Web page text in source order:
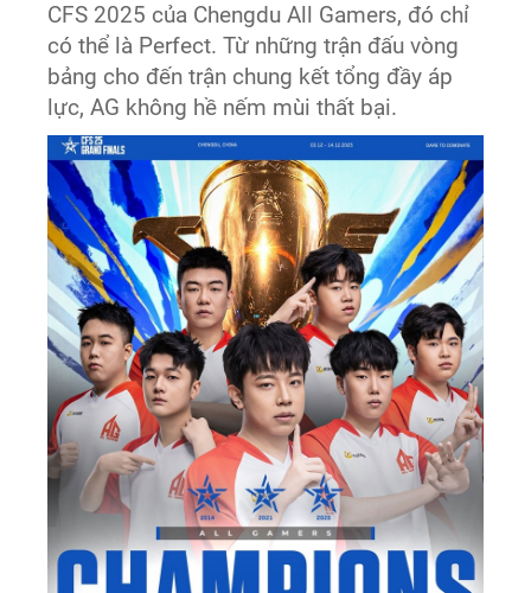
CFS 2025 của Chengdu All Gamers, đó chỉ
có thể là Perfect. Từ những trận đấu vòng
bảng cho đến trận chung kết tổng đầy áp
lực, AG không hề nếm mùi thất bại.